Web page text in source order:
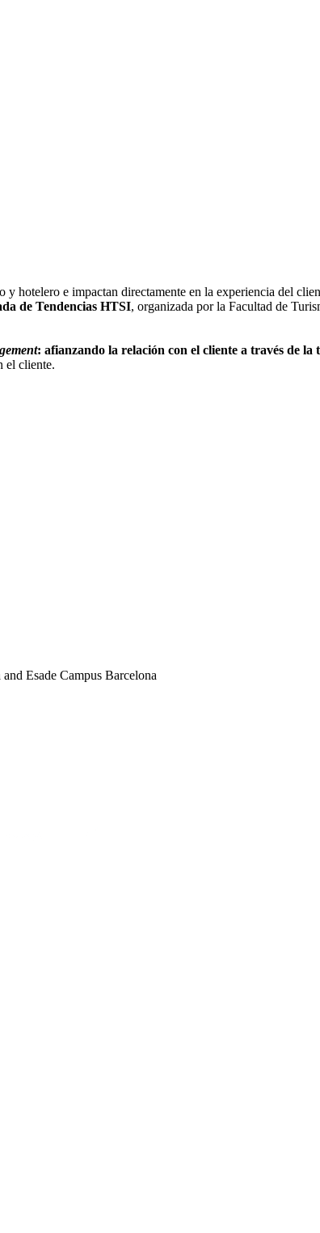
hotelero e impactan directamente en la experiencia del
de Tendencias HTSI, organizada por la Facultad de
: afianzando la relación con el cliente a través de la
el cliente.
Esade Campus Barcelona